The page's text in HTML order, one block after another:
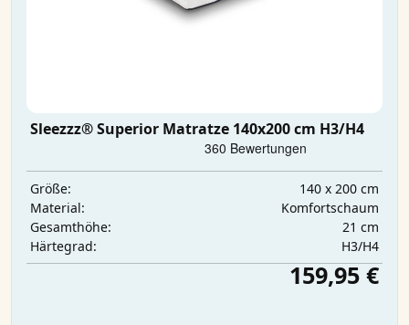
Sleezzz® Superior Matratze 140x200 cm H3/H4
Größe:
140 x 200 cm
Material:
Komfortschaum
Gesamthöhe:
21 cm
Härtegrad:
H3/H4
159,95 €